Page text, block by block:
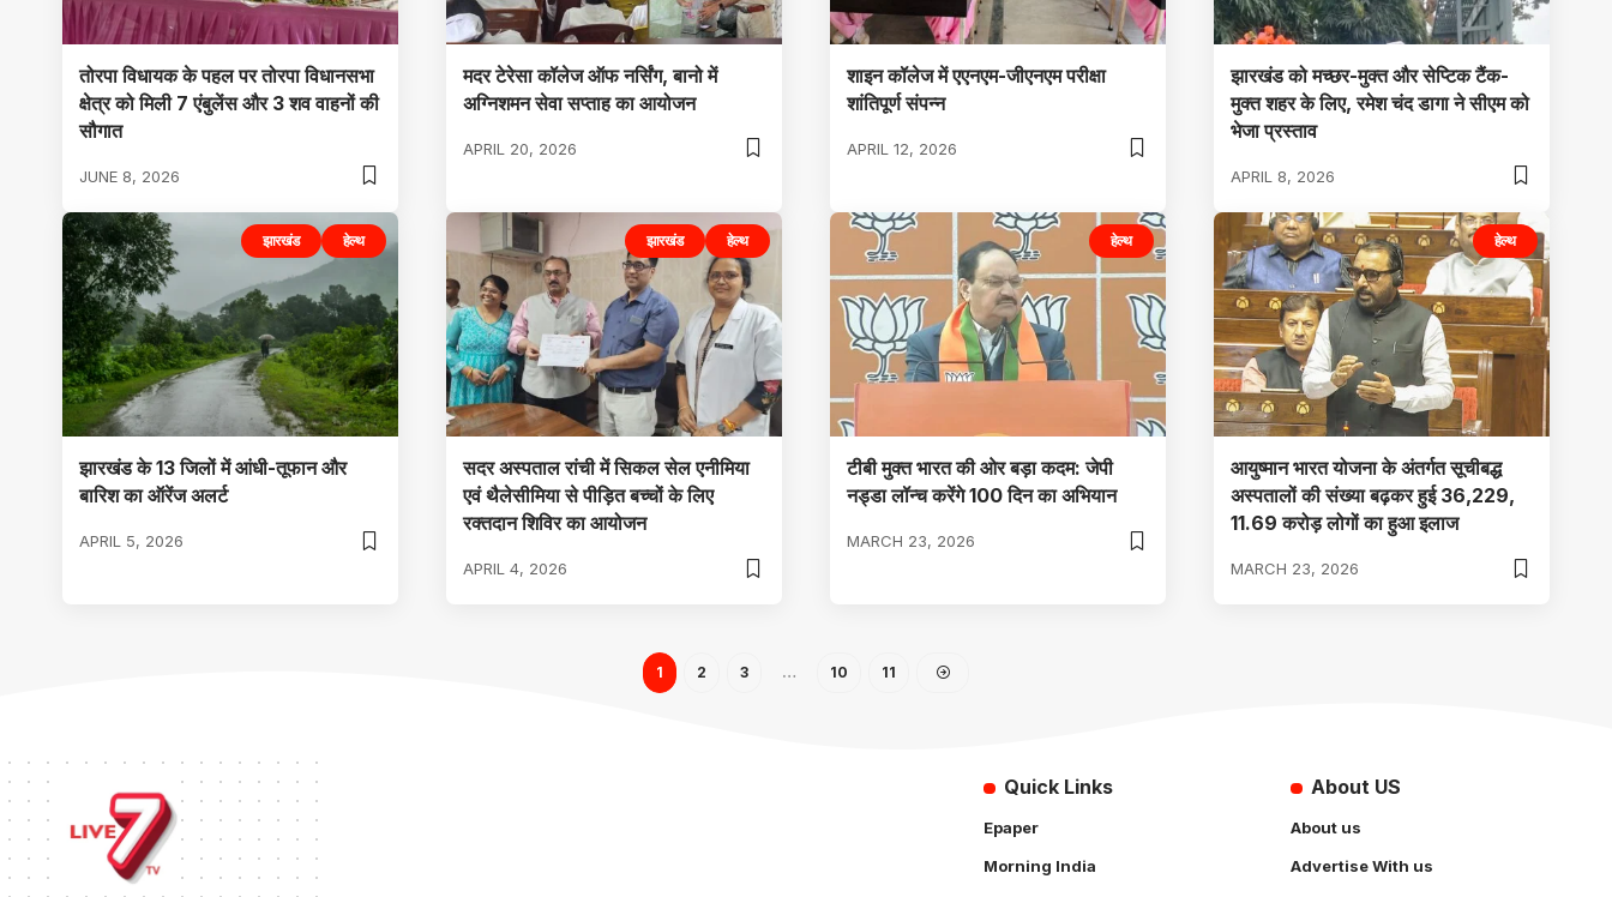
तोरपा विधायक के पहल पर तोरपा विधानसभा
क्षेत्र को मिली 7 एंबुलेंस और 3 शव वाहनों की
सौगात
JUNE 8, 2026
मदर टेरेसा कॉलेज ऑफ नर्सिंग, बानो में
अग्निशमन सेवा सप्ताह का आयोजन
APRIL 20, 2026
शाइन कॉलेज में एएनएम-जीएनएम परीक्षा
शांतिपूर्ण संपन्न
APRIL 12, 2026
झारखंड को मच्छर-मुक्त और सेप्टिक टैंक-
मुक्त शहर के लिए, रमेश चंद डागा ने सीएम को
भेजा प्रस्ताव
APRIL 8, 2026
झारखंड हेल्थ
झारखंड के 13 जिलों में आंधी-तूफान और
बारिश का ऑरेंज अलर्ट
APRIL 5, 2026
झारखंड हेल्थ
सदर अस्पताल रांची में सिकल सेल एनीमिया
एवं थैलेसीमिया से पीड़ित बच्चों के लिए
रक्तदान शिविर का आयोजन
APRIL 4, 2026
हेल्थ
टीबी मुक्त भारत की ओर बड़ा कदम: जेपी
नड्डा लॉन्च करेंगे 100 दिन का अभियान
MARCH 23, 2026
हेल्थ
आयुष्मान भारत योजना के अंतर्गत सूचीबद्ध
अस्पतालों की संख्या बढ़कर हुई 36,229,
11.69 करोड़ लोगों का हुआ इलाज
MARCH 23, 2026
1 2 3 … 10 11
Quick Links
Epaper
Morning India
About US
About us
Advertise With us